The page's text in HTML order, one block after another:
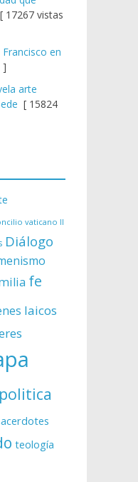
[ 17267 vistas
en
]
arte
[ 15824
vaticano II
Diálogo
fe
laicos
politica
teología